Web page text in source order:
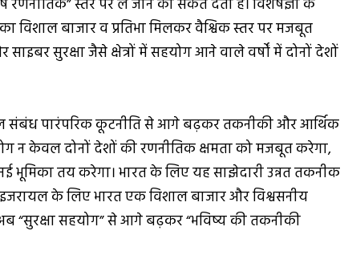
रणनीतिक” स्तर पर ले जाने का संकेत देता है। विशेषज्ञों के
विशाल बाजार व प्रतिभा मिलकर वैश्विक स्तर पर मजबूत
सुरक्षा जैसे क्षेत्रों में सहयोग आने वाले वर्षों में दोनों देशों
संबंध पारंपरिक कूटनीति से आगे बढ़कर तकनीकी और आर्थिक
न केवल दोनों देशों की रणनीतिक क्षमता को मजबूत करेगा,
भूमिका तय करेगा। भारत के लिए यह साझेदारी उन्नत तकनीक
के लिए भारत एक विशाल बाजार और विश्वसनीय
“सुरक्षा सहयोग” से आगे बढ़कर “भविष्य की तकनीकी